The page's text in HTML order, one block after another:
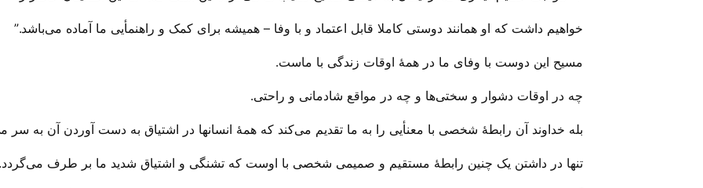
خواهیم داشت که او همانند دوستی کاملا قابل اعتماد و با وفا – همیشه برای کمک و راهنمأیی ما آماده می‌‌باشد.”
مسیح این دوست با وفای ما در همهٔ اوقات زندگی با ماست.
چه در اوقات دشوار و سختی‌ها و چه در مواقع شادمانی و راحتی.
بله خداوند آن رابطهٔ شخصی با معنأیی را به ما تقدیم می‌‌کند که همهٔ انسانها در اشتیاق به دست آوردن آن به سر
تنها در داشتن یک چنین رابطهٔ مستقیم و صمیمی شخصی با اوست که تشنگی و اشتیاق شدید ما بر طرف